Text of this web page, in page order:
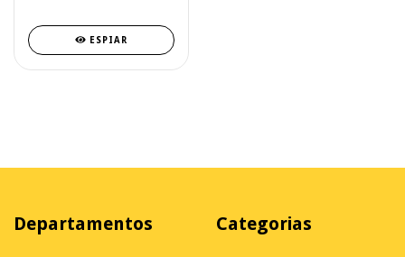
ESPIAR
Departamentos Categorias